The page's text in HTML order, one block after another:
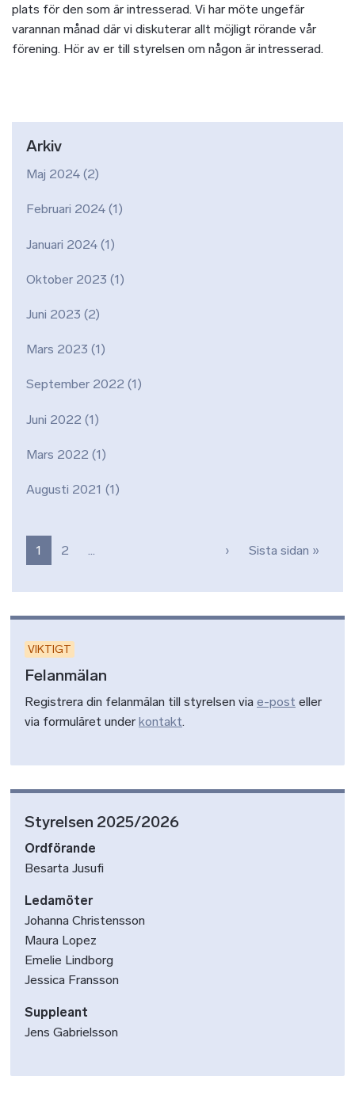
plats för den som är intresserad. Vi har möte ungefär
varannan månad där vi diskuterar allt möjligt rörande vår
förening. Hör av er till styrelsen om någon är intresserad.
Arkiv
Maj 2024 (2)
Februari 2024 (1)
Januari 2024 (1)
Oktober 2023 (1)
Juni 2023 (2)
Mars 2023 (1)
September 2022 (1)
Juni 2022 (1)
Mars 2022 (1)
Augusti 2021 (1)
Paginering
1 2 … › Nästa sida
Sista sidan »
VIKTIGT
Felanmälan
Registrera din felanmälan till styrelsen via e-post eller
via formuläret under kontakt.
Styrelsen 2025/2026
Ordförande
Besarta Jusufi
Ledamöter
Johanna Christensson
Maura Lopez
Emelie Lindborg
Jessica Fransson
Suppleant
Jens Gabrielsson